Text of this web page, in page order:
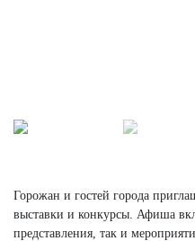
Горожан и гостей города
выставки и конкурсы. Афиша
представления, так и